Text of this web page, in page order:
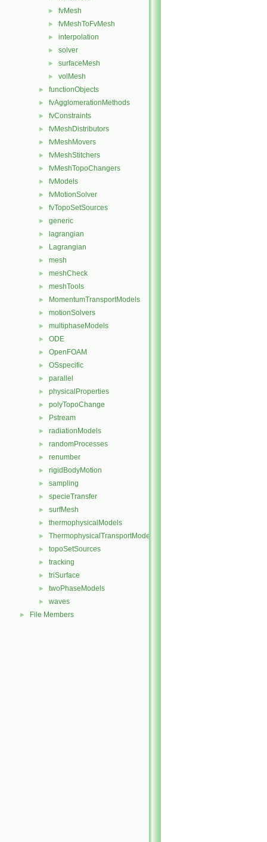
► fvMesh
► fvMeshToFvMesh
► interpolation
► solver
► surfaceMesh
► volMesh
► functionObjects
► fvAgglomerationMethods
► fvConstraints
► fvMeshDistributors
► fvMeshMovers
► fvMeshStitchers
► fvMeshTopoChangers
► fvModels
► fvMotionSolver
► fvTopoSetSources
► generic
► lagrangian
► Lagrangian
► mesh
► meshCheck
► meshTools
► MomentumTransportModels
► motionSolvers
► multiphaseModels
► ODE
► OpenFOAM
► OSspecific
► parallel
► physicalProperties
► polyTopoChange
► Pstream
► radiationModels
► randomProcesses
► renumber
► rigidBodyMotion
► sampling
► specieTransfer
► surfMesh
► thermophysicalModels
► ThermophysicalTransportModels
► topoSetSources
► tracking
► triSurface
► twoPhaseModels
► waves
► File Members